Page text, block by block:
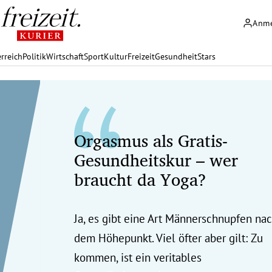
PolitikWirtschaftSportKulturFreizeitGesundheitStars
Orgasmus als Gratis-
Gesundheitskur – wer
braucht da Yoga?
Ja, es gibt eine Art Männerschnupfen
dem Höhepunkt. Viel öfter aber gilt: Zu
kommen, ist ein veritables